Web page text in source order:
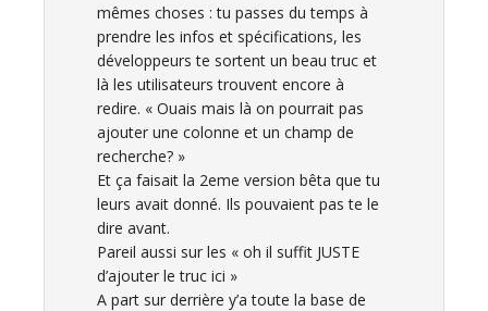
mêmes choses : tu passes du temps à
prendre les infos et spécifications, les
développeurs te sortent un beau truc et
là les utilisateurs trouvent encore à
redire. « Ouais mais là on pourrait pas
ajouter une colonne et un champ de
recherche? »
Et ça faisait la 2eme version bêta que tu
leurs avait donné. Ils pouvaient pas te le
dire avant.
Pareil aussi sur les « oh il suffit JUSTE
d’ajouter le truc ici »
A part sur derrière y’a toute la base de